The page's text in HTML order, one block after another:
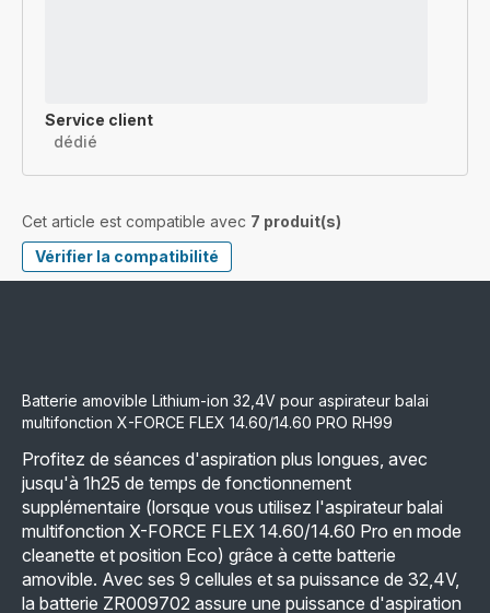
Service client
dédié
Cet article est compatible avec 7 produit(s)
Vérifier la compatibilité
Batterie amovible Lithium-ion 32,4V pour aspirateur balai
multifonction X-FORCE FLEX 14.60/14.60 PRO RH99
Profitez de séances d'aspiration plus longues, avec
jusqu'à 1h25 de temps de fonctionnement
supplémentaire (lorsque vous utilisez l'aspirateur balai
multifonction X-FORCE FLEX 14.60/14.60 Pro en mode
cleanette et position Eco) grâce à cette batterie
amovible. Avec ses 9 cellules et sa puissance de 32,4V,
la batterie ZR009702 assure une puissance d'aspiration